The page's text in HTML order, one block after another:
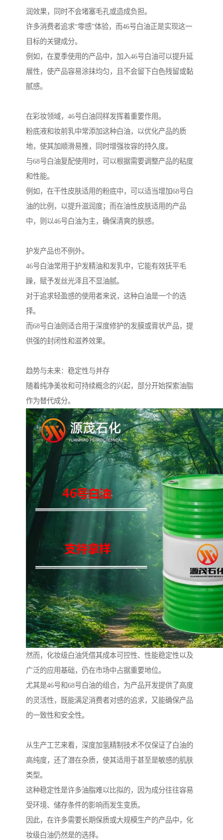
润效果，同时不会堵塞毛孔或造成负担。
许多消费者追求“零感”体验，而46号白油正是实现这一
目标的关键成分。
例如，在夏季使用的产品中，加入46号白油可以提升延
展性，使产品容易涂抹均匀，且不会留下白色残留或黏
腻感。
在彩妆领域，46号白油同样发挥着重要作用。
粉底液和妆前乳中常添加这种白油，以优化产品的质
地，使其加顺滑易推，同时增强妆容的持久度。
与68号白油复配使用时，可以根据需要调整产品的粘度
和性能。
例如，在干性皮肤适用的粉底中，可以适当增加68号白
油的比例，以提升滋润度；而在油性皮肤适用的产品
中，则以46号白油为主，确保清爽的肤感。
护发产品也不例外。
46号白油常用于护发精油和发乳中，它能有效抚平毛
躁，赋予发丝光泽且不显油腻。
对于追求轻盈感的使用者来说，这种白油是一个的选
择。
而68号白油则适合用于深度修护的发膜或膏状产品，提
供强的封闭性和滋养效果。
趋势与未来：稳定性与并存
随着纯净美妆和可持续概念的兴起，部分开始探索油脂
作为替代成分。
然而，化妆级白油凭借其成本可控性、性能稳定性以及
广泛的应用基础，仍在市场中占据重要地位。
尤其是46号和68号白油的组合，为产品开发提供了高度
的灵活性，既能满足消费者对感的追求，又能确保产品
的一致性和安全性。
从生产工艺来看，深度加氢精制技术不仅保证了白油的
高纯度，还了潜在杂质，使其适用于甚至是敏感的肌肤
类型。
这种稳定性是许多油脂难以比拟的，因为成分往往容易
受环境、储存条件的影响而发生变质。
因此，在许多需要长期保质或大规模生产的产品中，化
妆级白油仍然是的选择。